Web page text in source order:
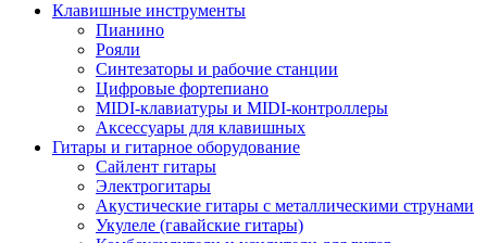
Клавишные инструменты
Пианино
Рояли
Синтезаторы и рабочие станции
Цифровые фортепиано
MIDI-клавиатуры и MIDI-контроллеры
Аксессуары для клавишных
Гитары и гитарное оборудование
Сайлент гитары
Электрогитары
Акустические гитары с металлическими струнами
Укулеле (гавайские гитары)